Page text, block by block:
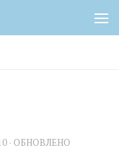
· ОБНОВЛЕНО